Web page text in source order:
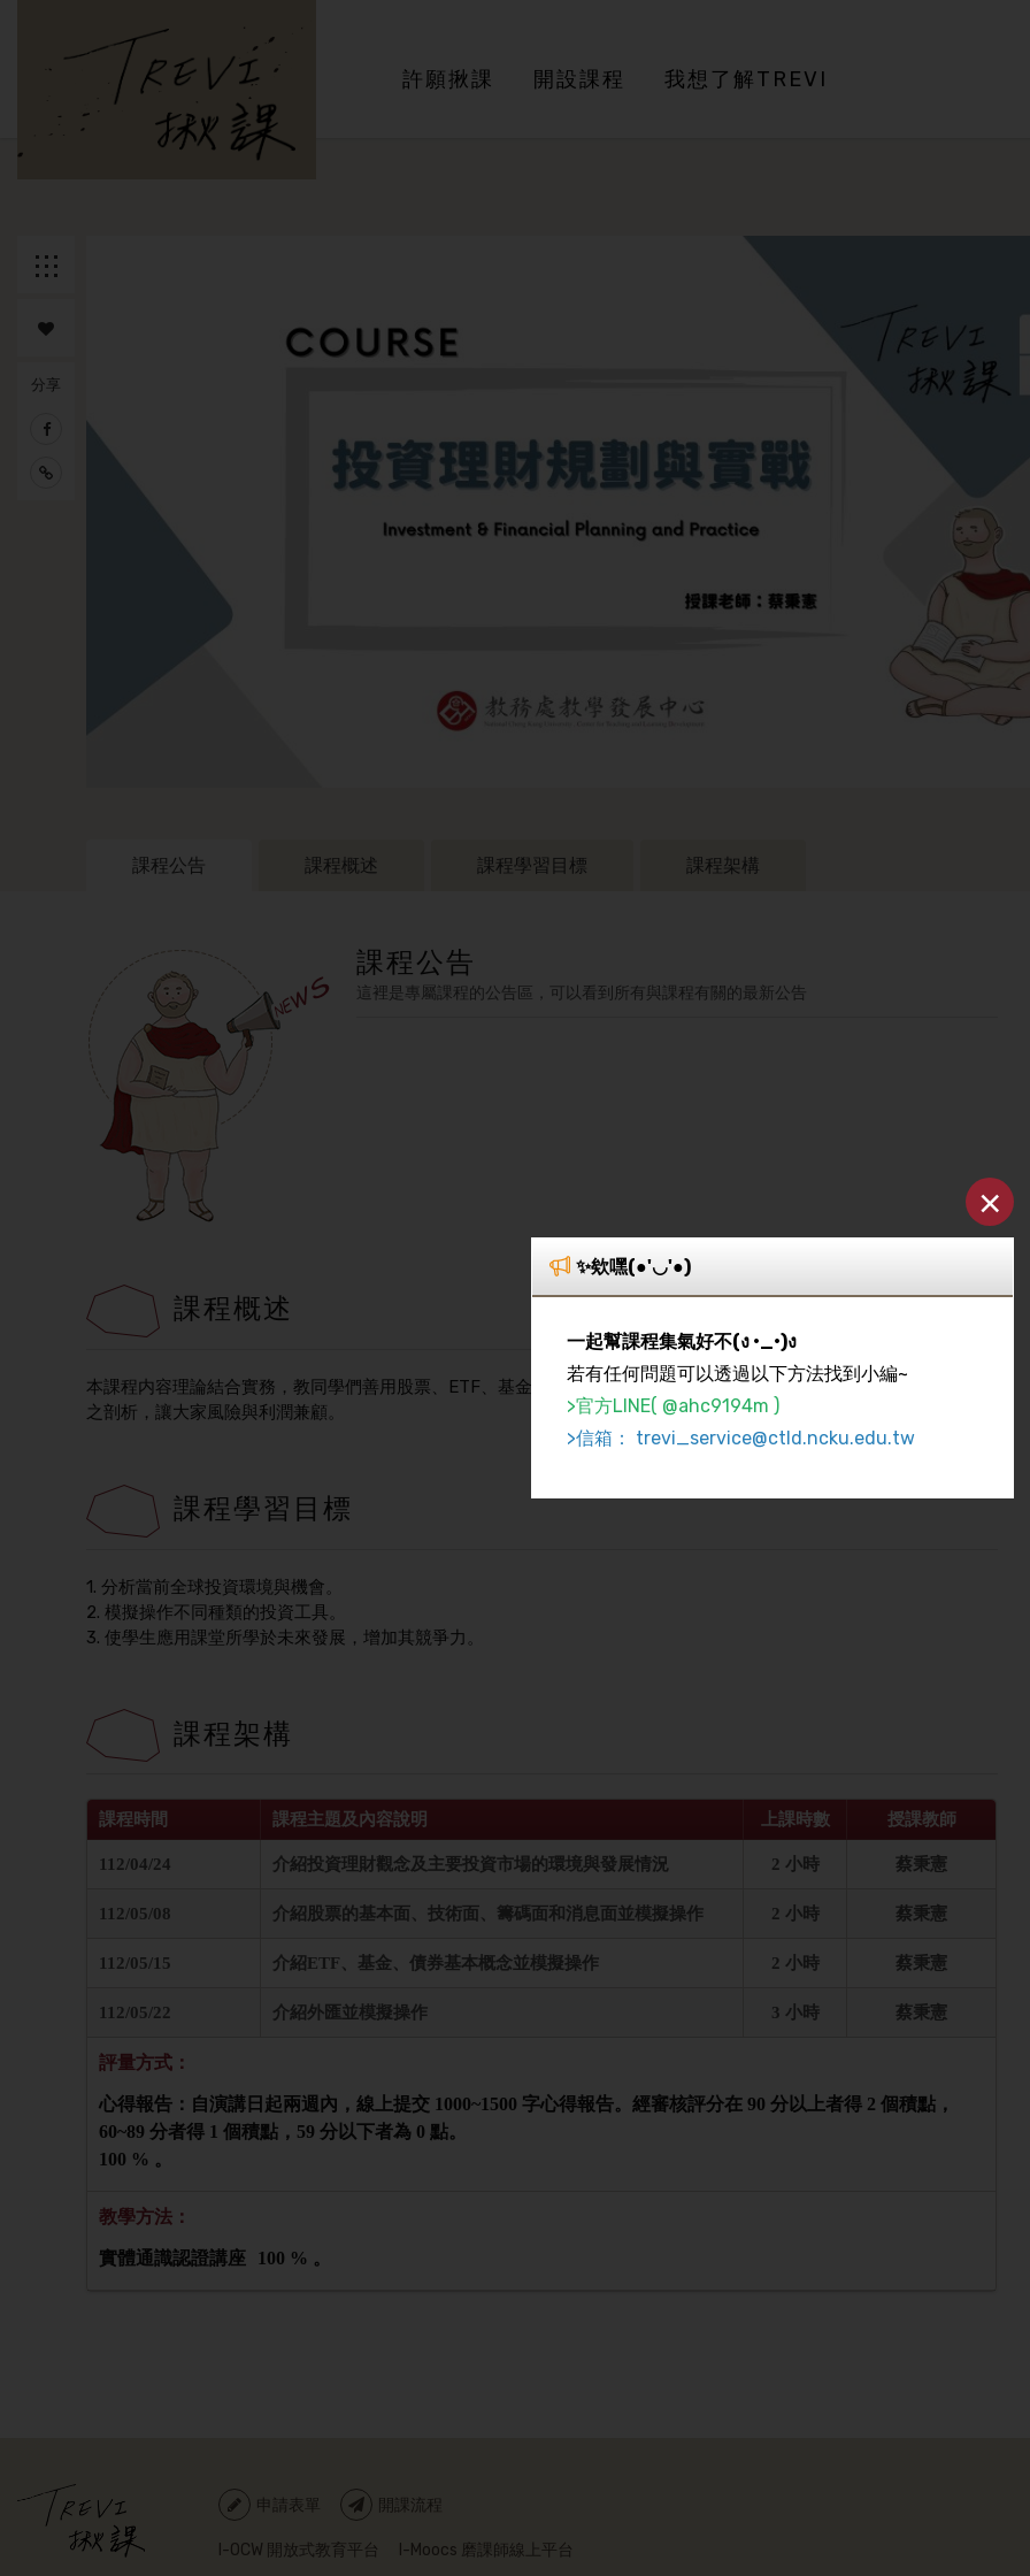
✨欸嘿(●'◡'●)
一起幫課程集氣好不(ง •_•)ง
若有任何問題可以透過以下方法找到小編~
>官方LINE( @ahc9194m )
>信箱： trevi_service@ctld.ncku.edu.tw
×
許願揪課 開設課程 我想了解TREVI
返回列
表
追蹤課
分享
課程公告 課程概述 課程學習目標 課程架構
課程公告
這裡是專屬課程的公告區，可以看到所有與課程有關的最新公告
課程概述
本課程内容理論結合實務，教同學們善用股票、ETF、基金、外匯等投資工具的規劃及操作。同時針對投資風險做清楚
之剖析，讓大家風險與利潤兼顧。
課程學習目標
1. 分析當前全球投資環境與機會。
2. 模擬操作不同種類的投資工具。
3. 使學生應用課堂所學於未來發展，增加其競爭力。
課程架構
課程時間 課程主題及內容說明 上課時數 授課教師
112/04/24 介紹投資理財觀念及主要投資市場的環境與發展情況 2 小時 蔡秉憲
112/05/08 介紹股票的基本面、技術面、籌碼面和消息面並模擬操作 2 小時 蔡秉憲
112/05/15 介紹ETF、基金、債券基本概念並模擬操作 2 小時 蔡秉憲
112/05/22 介紹外匯並模擬操作 3 小時 蔡秉憲
評量方式：
心得報告：自演講日起兩週內，線上提交 1000~1500 字心得報告。經審核評分在 90 分以上者得 2 個積點，
60~89 分者得 1 個積點，59 分以下者為 0 點。
100 % 。
教學方法：
實體通識認證講座 100 % 。
申請表單 開課流程
I-OCW 開放式教育平台 I-Moocs 磨課師線上平台